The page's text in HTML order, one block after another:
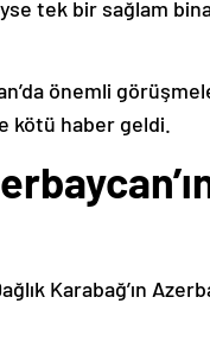
tek bir sağlam
önemli
kötü haber geldi.
Karabağ’ın